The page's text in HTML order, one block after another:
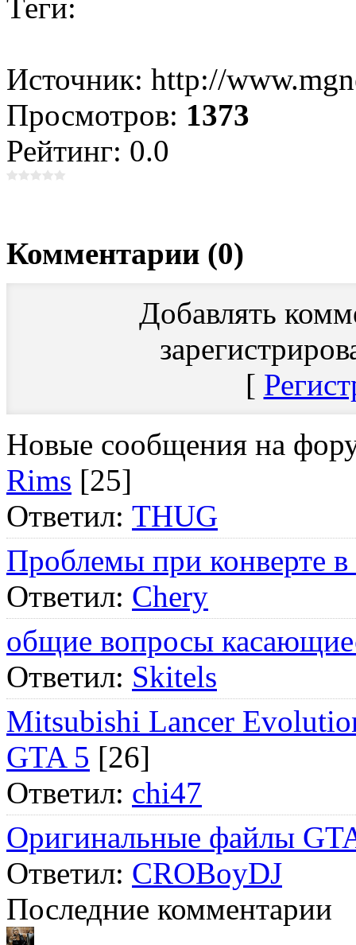
Теги:
Источник: http://
Просмотров: 1373
Рейтинг: 0.0
Комментарии (0)
Добавлять
[
Новые сообщения на
Rims [25]
Ответил: THUG
Проблемы при конверте
Ответил: Chery
общие вопросы
Ответил: Skitels
Mitsubishi Lancer
GTA 5 [26]
Ответил: chi47
Оригинальные файлы
Ответил: CROBoyDJ
Последние комментарии